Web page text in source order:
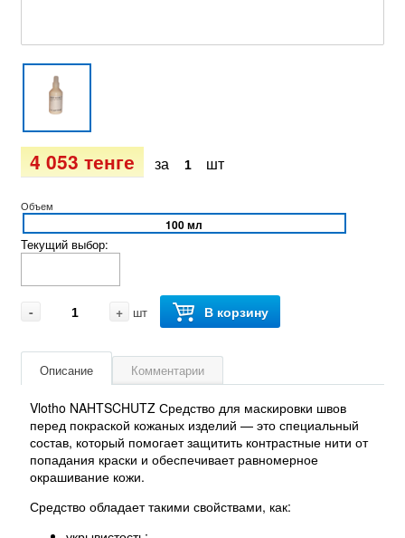
4 053 тенге за шт
Объем
100 мл
Текущий выбор:
- + шт В корзину
Описание Комментарии
Vlotho NAHTSCHUTZ Средство для маскировки швов
перед покраской кожаных изделий — это специальный
состав, который помогает защитить контрастные нити от
попадания краски и обеспечивает равномерное
окрашивание кожи.
Средство обладает такими свойствами, как: